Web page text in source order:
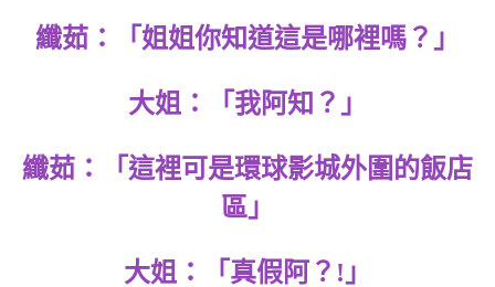
纖茹：「姐姐你知道這是哪裡嗎？」
大姐：「我阿知？」
纖茹：「這裡可是環球影城外圍的飯店
區」
大姐：「真假阿？!」